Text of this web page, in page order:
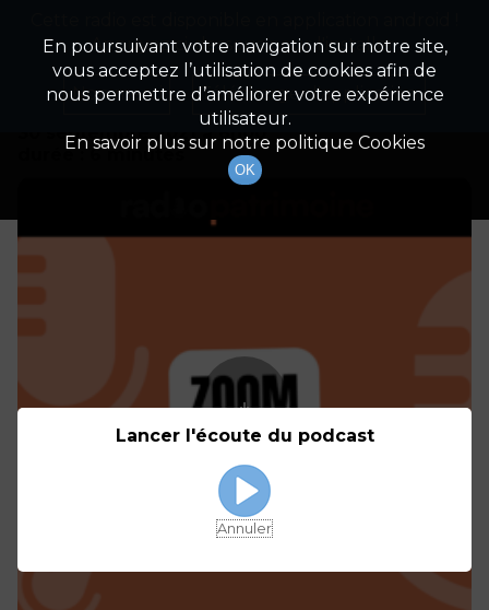
Détails De L'épisode
30 septembre 2021
à 6h00
durée : 6 minutes
En poursuivant votre navigation sur notre site,
vous acceptez l’utilisation de cookies afin de
nous permettre d’améliorer votre expérience
utilisateur.
En savoir plus sur notre politique Cookies
OK
Appuyez ci-dessous pour l'installer.
Non merci Télécharger l'application
Lancer l'écoute du podcast
Annuler